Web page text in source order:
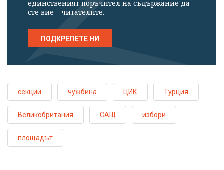
единственият поръчител на съдържание да
сте вие – читателите.
ПОДКРЕПЕТЕ НИ
секции чужбина ЦИК Турция
Великобритания САЩ избори
площадът